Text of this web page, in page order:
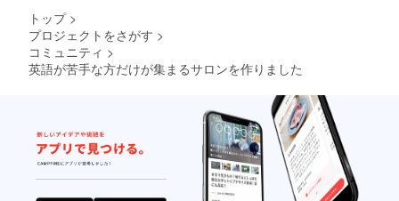
な気持ちを
失わせない
ためにどう
すればいい
かと考え
た。
トップ >
プロジェクトをさがす >
コミュニティ >
英語が苦手な方だけが集まるサロンを作りました